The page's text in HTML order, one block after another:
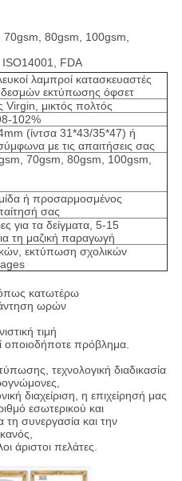
80gsm, 100gsm,
ISO14001, FDA
λαμπροί κατασκευαστές
εκτύπωσης όφσετ
Virgin, μικτός πολτός
102%
(ίντσα 31*43/35*47) ή
με τις απαιτήσεις σας
70gsm, 80gsm, 100gsm,
ή προσαρμοσμένος
σας
για τα δείγματα, 5-15
τη μαζική παραγωγή
εκτύπωση σχολικών
κατωτέρω
ωρών
τιμή
οποιοδήποτε πρόβλημα.
τεχνολογική διαδικασία
διαχείριση, η επιχείρησή μας
εσωτερικού και
τη συνεργασία και την
άριστοι πελάτες.